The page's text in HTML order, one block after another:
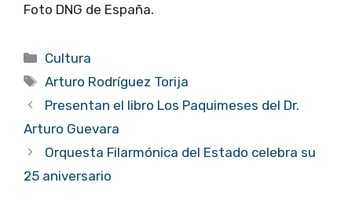
Foto DNG de España.
Categorías
Cultura
Etiquetas
Arturo Rodríguez Torija
Presentan el libro Los Paquimeses del Dr.
Arturo Guevara
Orquesta Filarmónica del Estado celebra su
25 aniversario